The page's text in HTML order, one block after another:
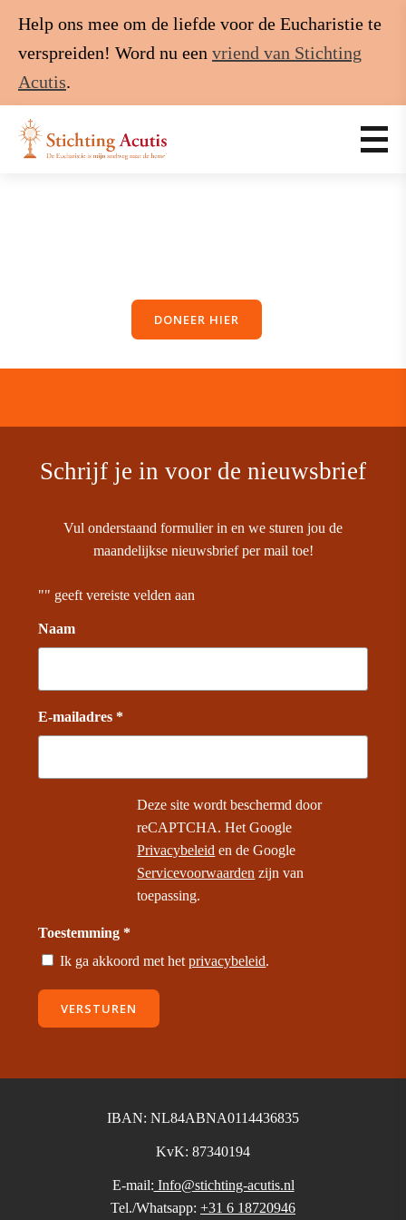
Help ons mee om de liefde voor de Eucharistie te
verspreiden! Word nu een vriend van Stichting
Acutis.
DONEER HIER
Schrijf je in voor de nieuwsbrief
Vul onderstaand formulier in en we sturen jou de
maandelijkse nieuwsbrief per mail toe!
"" geeft vereiste velden aan
Naam
E-mailadres *
Deze site wordt beschermd door
reCAPTCHA. Het Google
Privacybeleid en de Google
Servicevoorwaarden zijn van
toepassing.
Toestemming *
Ik ga akkoord met hetprivacybeleid.
VERSTUREN
IBAN: NL84ABNA0114436835
KvK: 87340194
E-mail: Info@stichting-acutis.nl
Tel./Whatsapp: +31 6 18720946